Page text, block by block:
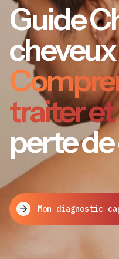
Guide
cheveux
traiteret
perte
Mon diagnostic